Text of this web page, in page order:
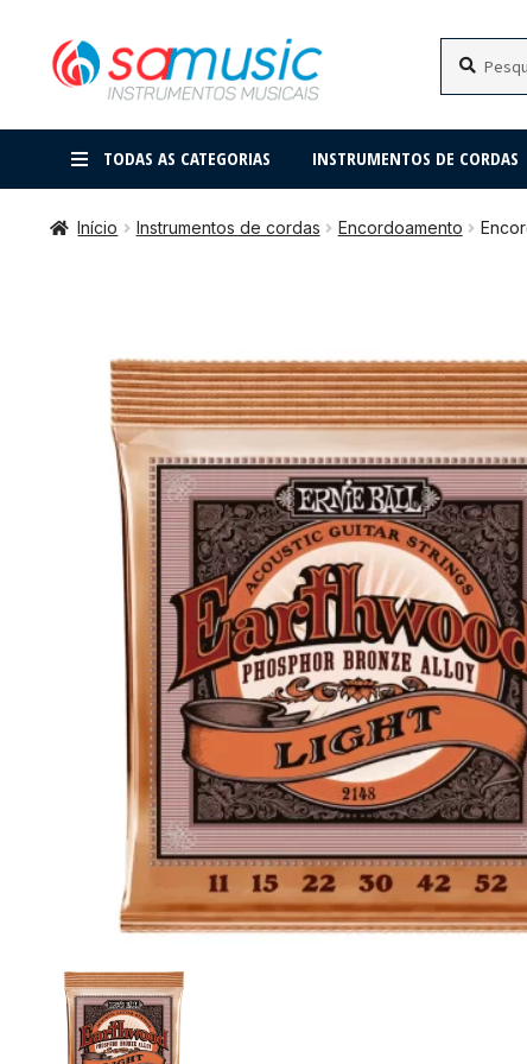
Pular
para
Pular
para
por:
TODAS AS CATEGORIAS INSTRUMENTOS DE CORDAS
Início Instrumentos de cordas Encordoamento